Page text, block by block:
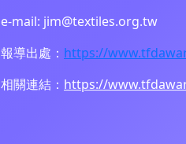
e-mail: jim@textiles.org.tw
報導出處： https://
相關連結： https://